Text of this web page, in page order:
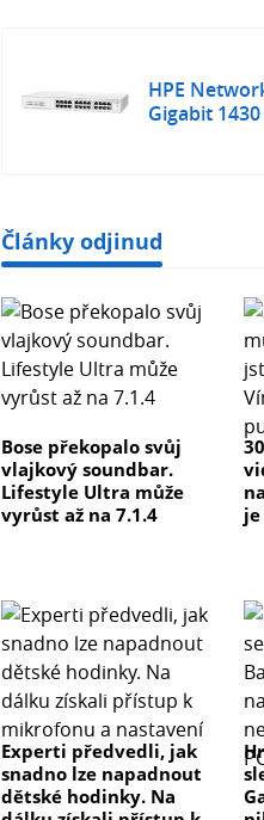
HPE
Gigabit 1430
Články odjinud
Bose překopalo svůj
vlajkový soundbar.
Lifestyle Ultra může
vyrůst až na 7.1.4
Experti předvedli, jak
snadno lze napadnout
dětské hodinky. Na